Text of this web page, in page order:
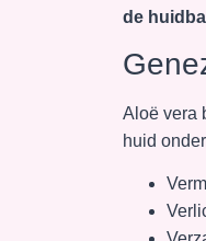
de
Aloë vera
huid